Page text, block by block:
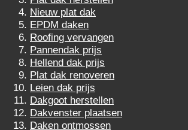
Nieuw plat dak
EPDM daken
Roofing vervangen
Pannendak prijs
Hellend dak prijs
Plat dak renoveren
Leien dak prijs
Dakgoot herstellen
Dakvenster plaatsen
Daken ontmossen